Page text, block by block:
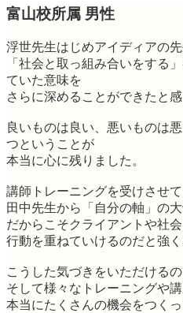
富山校所属 男性
浮世先生はじめアイディアの
「社会と取っ組み合いをする
ていた意味を
さらに深めることができたと感
良いものは良い、悪いものは
つということが
本当に心に残りました。
講師トレーニングを受けさせ
田中先生から「自分の軸」の
だからこそクライアントや社
行動を重ねていけるのだと強く
こうした気づきをいただける
そして様々なトレーニングや
本当にたくさんの機会をつく